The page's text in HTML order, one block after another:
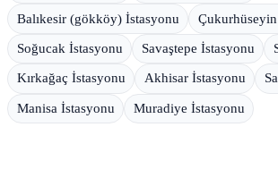
Balıkesir (gökköy) İstasyonu
Soğucak İstasyonu Savaştepe İstasyonu
Kırkağaç İstasyonu Akhisar İstasyonu
Manisa İstasyonu Muradiye İstasyonu